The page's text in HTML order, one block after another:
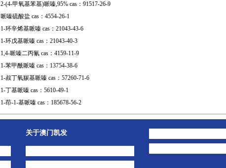
2-(4-甲氧基苯基)哌嗪,95% cas：91517-26-9
哌嗪硫酸盐 cas：4554-26-1
1-环辛烯基哌嗪 cas：21043-43-6
1-环戊基哌嗪 cas：21043-40-3
1,4-哌嗪二丙氰 cas：4159-11-9
1-苯甲酰哌嗪 cas：13754-38-6
1-叔丁氧羰基哌嗪 cas：57260-71-6
1-丁基哌嗪 cas：5610-49-1
1-茚-1-基哌嗪 cas：185678-56-2
关于澳门凯发